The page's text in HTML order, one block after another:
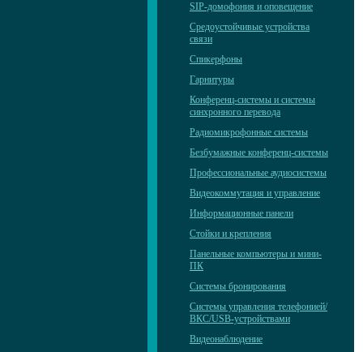
SIP-домофония и оповещение
Средоустойчивые устройства
связи
Спикерфоны
Гарнитуры
Конференц-системы и системы
синхронного перевода
Радиомикрофонные системы
Безбумажные конференц-системы
Профессиональные аудиосистемы
Видеокоммутация и управление
Информационные панели
Стойки и крепления
Панельные компьютеры и мини-
ПК
Системы бронирования
Системы управления телефонией/
ВКС/USB-устройствами
Видеонаблюдение